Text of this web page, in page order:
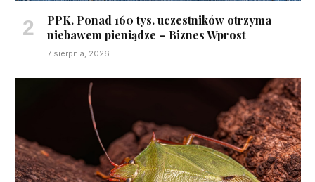
PPK. Ponad 160 tys. uczestników otrzyma
niebawem pieniądze – Biznes Wprost
7 sierpnia, 2026